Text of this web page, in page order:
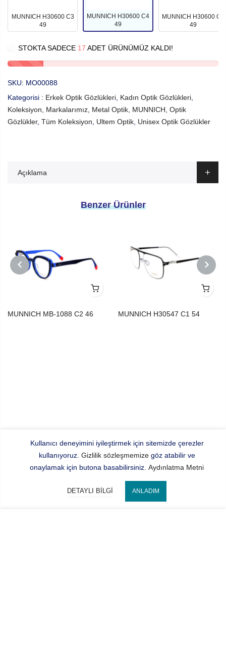
MUNNICH H30600 C3
49
MUNNICH H30600 C4
49
MUNNICH H30600 C6
49
STOKTA SADECE 17 ADET ÜRÜNÜMÜZ KALDI!
SKU: MO00088
Kategorisi : Erkek Optik Gözlükleri Kadın Optik Gözlükleri
Koleksiyon
Markalarımız Metal Optik MUNNICH Optik
Gözlükler, Tüm Koleksiyon Ultem Optik Unisex Optik Gözlükler
Açıklama
Benzer Ürünler
MUNNICH MB-1088 C2 46 MUNNICH H30547 C1 54
NEXT
Kullanıcı deneyimini iyileştirmek için sitemizde çerezler
kullanıyoruz. Gizlilik sözleşmemizegöz atabilir ve
onaylamak için butona basabilirsiniz. Aydınlatma Metni
DETAYLI BILGI ANLADIM